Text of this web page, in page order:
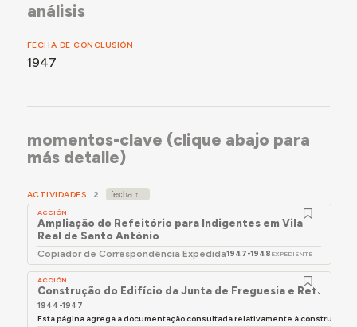
análisis
FECHA DE CONCLUSIÓN
1947
momentos-clave (clique abajo para
más detalle)
ACTIVIDADES 2
ACCIÓN
Ampliação do Refeitório para Indigentes em Vila
Real de Santo António
Copiador de Correspondência Expedida1947-1948 EXPEDIENTE
ACCIÓN
Construção do Edifício da Junta de Freguesia e
1944-1947
Esta página agrega a documentação consultada relativamente à construção